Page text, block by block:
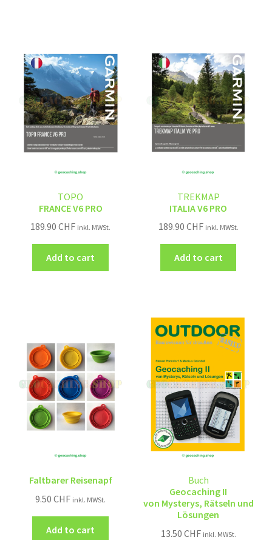
TOPO
FRANCE V6 PRO
189.90CHF inkl. MWSt.
Add to cart
TREKMAP
ITALIA V6 PRO
189.90 CHF inkl. MWSt.
Add to cart
Faltbarer Reisenapf
9.50CHF inkl. MWSt.
Add to cart
Buch
Geocaching II
von Mysterys, Rätseln und
Lösungen
13.50 CHF inkl. MWSt.